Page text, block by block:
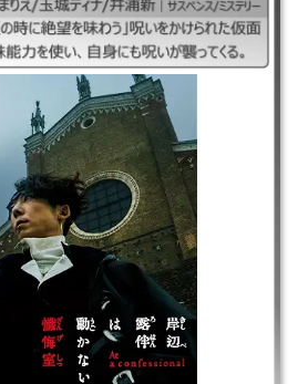
映画岸辺露伴は動かない懺悔室映画 ｜#映
映画版# ｜2025年｜高橋一生/飯豊まりえ/
/ミステリー ｜浮浪者を殺し「幸せの絶頂
られた仮面男の告白。興味を持ち特殊能
くる。